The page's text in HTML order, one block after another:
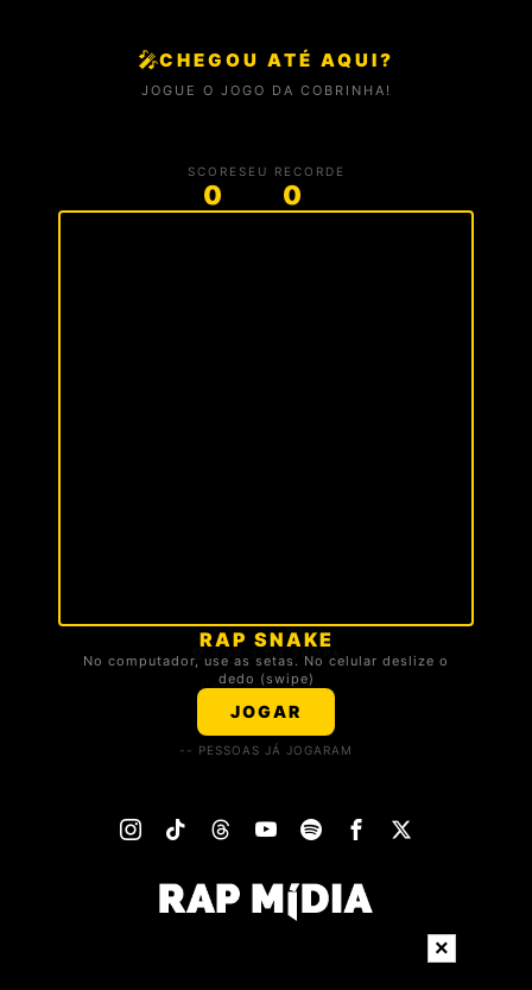
🎤CHEGOU ATÉ AQUI?
JOGUE O JOGO DA COBRINHA!
SCORE
0
SEU RECORDE
0
RAP SNAKE
No computador, use as setas. No celular deslize o
dedo (swipe)
JOGAR
🏆 TOP 3 DA TROPA
Carregando ranking...
-- PESSOAS JÁ JOGARAM
×